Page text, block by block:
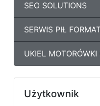
SEO SOLUTIONS
SERWIS PIŁ
UKIEL
Użytkownik